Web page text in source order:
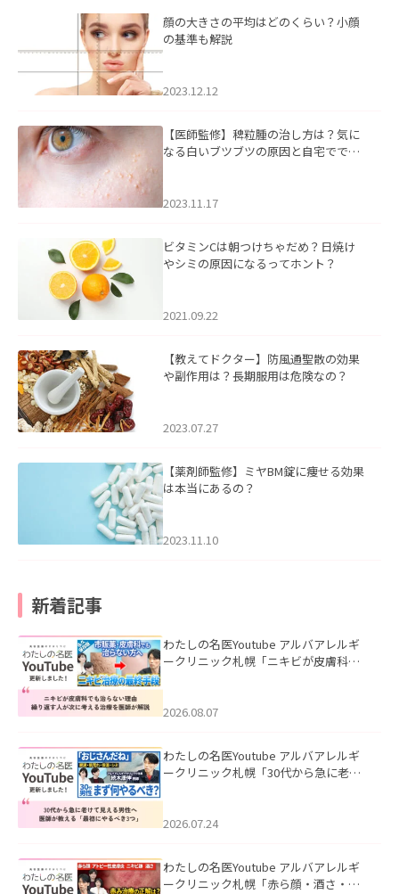
顔の大きさの平均はどのくらい？小顔
の基準も解説
2023.12.12
【医師監修】稗粒腫の治し方は？気に
なる白いブツブツの原因と自宅ででき
2023.11.17
ビタミンCは朝つけちゃだめ？日焼け
やシミの原因になるってホント？
2021.09.22
【教えてドクター】防風通聖散の効果
や副作用は？長期服用は危険なの？
2023.07.27
【薬剤師監修】ミヤBM錠に痩せる効果
は本当にあるの？
2023.11.10
新着記事
わたしの名医Youtube アルバアレルギ
ークリニック札幌「ニキビが皮膚科で
ました。
2026.08.07
わたしの名医Youtube アルバアレルギ
ークリニック札幌「30代から急に老け
た。
2026.07.24
わたしの名医Youtube アルバアレルギ
ークリニック札幌「赤ら顔・酒さ・ニ